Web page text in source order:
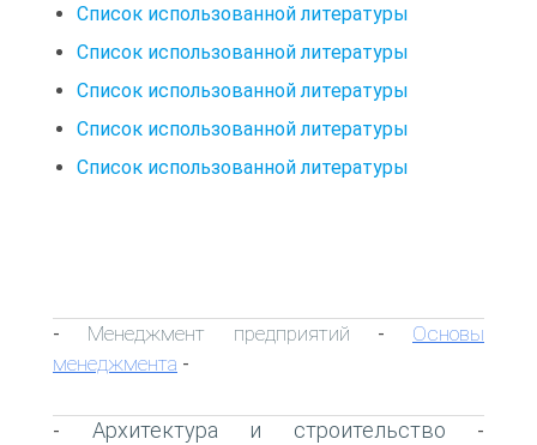
Список использованной литературы
Список использованной литературы
Список использованной литературы
Список использованной литературы
Список использованной литературы
- Менеджмент предприятий - Основы
менеджмента -
- Архитектура и строительство -